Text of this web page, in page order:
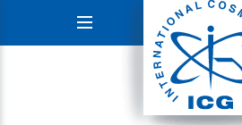
Навигация